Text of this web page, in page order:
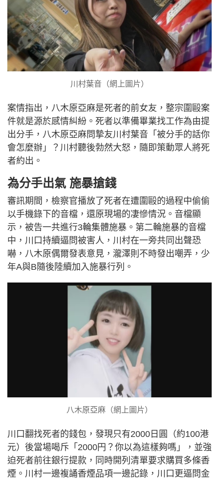
川村葉音（網上圖片）
案情指出，八木原亞麻是死者的前女友，整宗圍毆案
件就是源於感情糾紛。死者以準備畢業找工作為由提
出分手，八木原亞麻問摯友川村葉音「被分手的話你
會怎麼辦」？川村聽後勃然大怒，隨即策動眾人將死
者約出。
為分手出氣 施暴搶錢
審訊期間，檢察官播放了死者在遭圍毆的過程中偷偷
以手機錄下的音檔，還原現場的凄慘情況。音檔顯
示，被告一共進行3輪集體施暴。第二輪施暴的音檔
中，川口持續逼問被害人，川村在一旁共同出聲恐
嚇，八木原偶爾發表意見，瀧澤則不時發出嘲弄，少
年A與B隨後陸續加入施暴行列。
八木原亞麻（網上圖片）
川口翻找死者的錢包，發現只有2000日圓（約100港
元）後當場喝斥「2000円？你以為這樣夠嗎」，並強
迫死者前往銀行提款，同時開列清單要求購買多條香
煙。川村一邊複誦香煙品項一邊記錄，川口更逼問金